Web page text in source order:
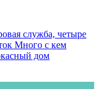
служба, четыре
Много с кем
дом